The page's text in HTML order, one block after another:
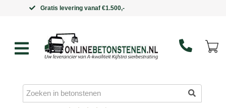
Binnen 5 werkdagen in huis